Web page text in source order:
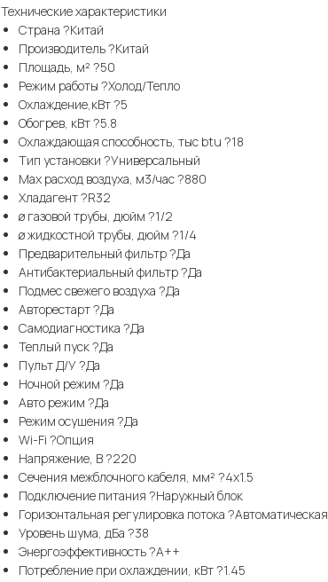
Технические характеристики
Страна ?Китай
Производитель ?Китай
Площадь, м² ?50
Режим работы ?Холод/Тепло
Охлаждение,кВт ?5
Обогрев, кВт ?5.8
Охлаждающая способность, тыс btu ?18
Тип установки ?Универсальный
Max расход воздуха, м3/час ?880
Хладагент ?R32
ø газовой трубы, дюйм ?1/2
ø жидкостной трубы, дюйм ?1/4
Предварительный фильтр ?Да
Антибактериальный фильтр ?Да
Подмес свежего воздуха ?Да
Авторестарт ?Да
Самодиагностика ?Да
Теплый пуск ?Да
Пульт Д/У ?Да
Ночной режим ?Да
Авто режим ?Да
Режим осушения ?Да
Wi-Fi ?Опция
Напряжение, В ?220
Сечения межблочного кабеля, мм² ?4x1.5
Подключение питания ?Наружный блок
Горизонтальная регулировка потока ?Автоматическая
Уровень шума, дБа ?38
Энергоэффективность ?A++
Потребление при охлаждении, кВт ?1.45